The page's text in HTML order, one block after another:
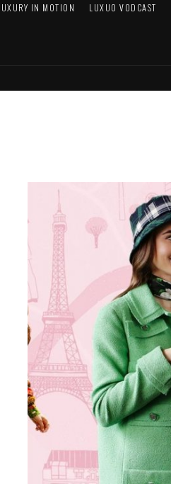
IN MOTION LUXUO VODCAST